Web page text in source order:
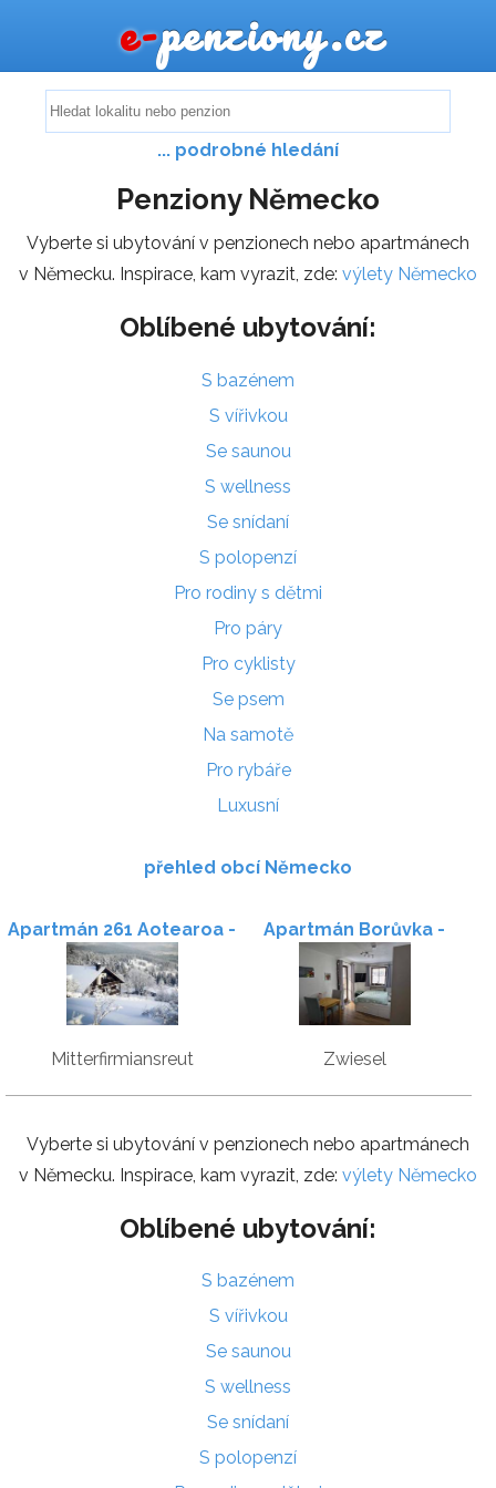
e-penziony.cz
... podrobné hledání
Penziony Německo
Vyberte si ubytování v penzionech nebo apartmánech
v Německu. Inspirace, kam vyrazit, zde: výlety Německo
Oblíbené ubytování:
S bazénem
S vířivkou
Se saunou
S wellness
Se snídaní
S polopenzí
Pro rodiny s dětmi
Pro páry
Pro cyklisty
Se psem
Na samotě
Pro rybáře
Luxusní
přehled obcí Německo
Apartmán 261 Aotearoa -
Skiareál Mitterdorf
Mitterfirmiansreut
Apartmán Borůvka -
Bavorský les
Zwiesel
Vyberte si ubytování v penzionech nebo apartmánech
v Německu. Inspirace, kam vyrazit, zde: výlety Německo
Oblíbené ubytování:
S bazénem
S vířivkou
Se saunou
S wellness
Se snídaní
S polopenzí